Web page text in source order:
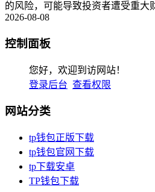
的风险，可能导致投资者遭受重大
2026-08-08
控制面板
您好，欢迎到访网站！
登录后台 查看权限
网站分类
tp钱包正版下载
tp钱包官网下载
tp下载安卓
TP钱包下载